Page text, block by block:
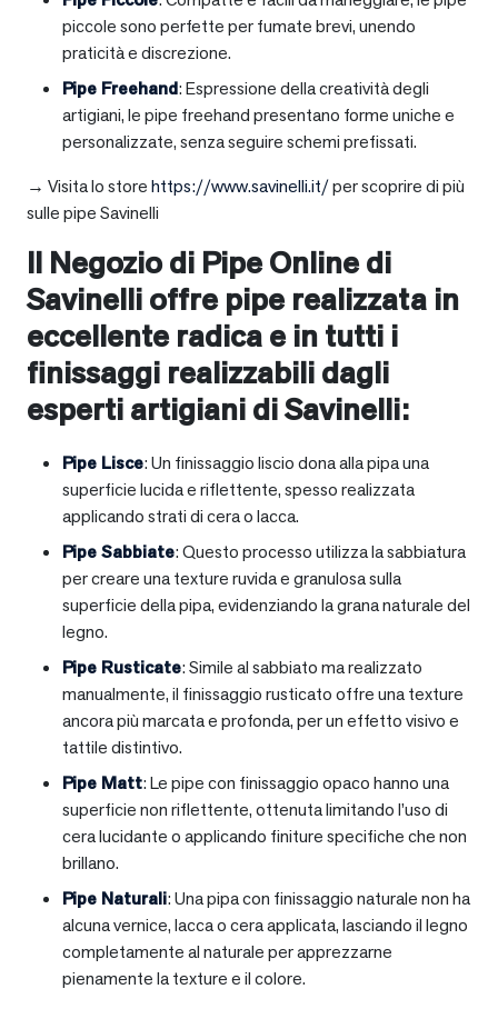
piccole sono perfette per fumate brevi, unendo
praticità e discrezione.
Pipe Freehand: Espressione della creatività degli
artigiani, le pipe freehand presentano forme uniche e
personalizzate, senza seguire schemi prefissati.
→ Visita lo storehttps://www.savinelli.it/per scoprire di più
sulle pipe Savinelli
Il Negozio di Pipe Online di
Savinelli offre pipe realizzata in
eccellente radica e in tutti i
finissaggi realizzabili dagli
esperti artigiani di Savinelli:
Pipe Lisce: Un finissaggio liscio dona alla pipa una
superficie lucida e riflettente, spesso realizzata
applicando strati di cera o lacca.
Pipe Sabbiate: Questo processo utilizza la sabbiatura
per creare una texture ruvida e granulosa sulla
superficie della pipa, evidenziando la grana naturale del
legno.
Pipe Rusticate: Simile al sabbiato ma realizzato
manualmente, il finissaggio rusticato offre una texture
ancora più marcata e profonda, per un effetto visivo e
tattile distintivo.
Pipe Matt: Le pipe con finissaggio opaco hanno una
superficie non riflettente, ottenuta limitando l’uso di
cera lucidante o applicando finiture specifiche che non
brillano.
Pipe Naturali: Una pipa con finissaggio naturale non ha
alcuna vernice, lacca o cera applicata, lasciando il legno
completamente al naturale per apprezzarne
pienamente la texture e il colore.